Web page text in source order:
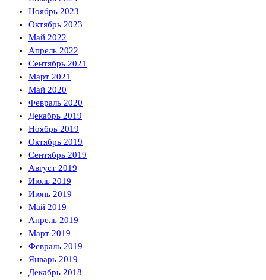
Ноябрь 2023
Октябрь 2023
Май 2022
Апрель 2022
Сентябрь 2021
Март 2021
Май 2020
Февраль 2020
Декабрь 2019
Ноябрь 2019
Октябрь 2019
Сентябрь 2019
Август 2019
Июль 2019
Июнь 2019
Май 2019
Апрель 2019
Март 2019
Февраль 2019
Январь 2019
Декабрь 2018